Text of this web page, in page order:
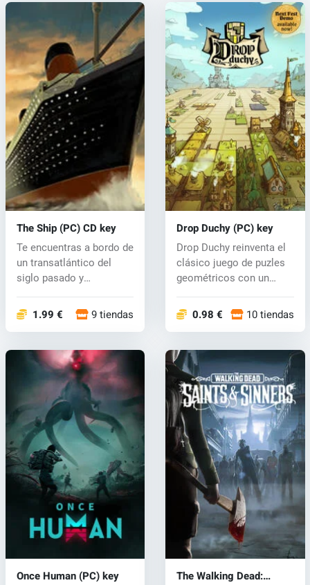
The Ship (PC) CD key
Te encuentras a bordo de
un transatlántico del
siglo pasado y
1.99 € 9 tiendas
Drop Duchy (PC) key
Drop Duchy reinventa el
clásico juego de puzles
geométricos con un
0.98 € 10 tiendas
Once Human (PC) key
The Walking Dead: